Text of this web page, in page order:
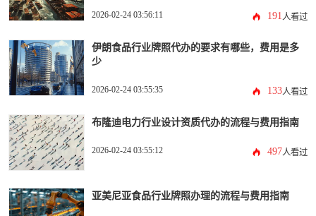
2026-02-24 03:56:11 191人看过
伊朗食品行业牌照代办的要求有哪些，费用是多
少
2026-02-24 03:55:35 133人看过
布隆迪电力行业设计资质代办的流程与费用指南
2026-02-24 03:55:12 497人看过
亚美尼亚食品行业牌照办理的流程与费用指南